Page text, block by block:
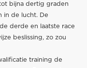
bijna dertig graden
in de lucht. De
derde en laatste race
beslissing, zo zou
training de